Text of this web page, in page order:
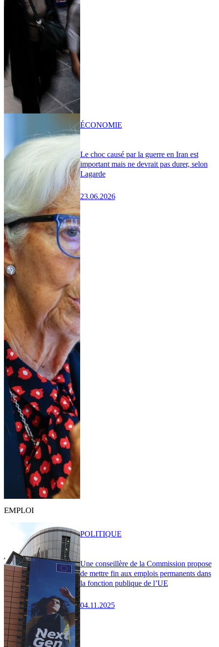
Le choc causé par la guerre en Iran est
important mais ne devrait pas durer, selon
Lagarde
23.06.2026
ÉCONOMIE
EMPLOI
Une conseillère de la Commission propose
de mettre fin aux emplois permanents dans
la fonction publique de l’UE
04.11.2025
POLITIQUE